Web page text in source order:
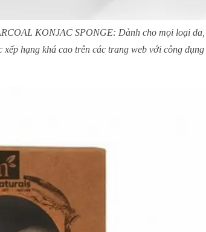
KONJAC SPONGE: Dành cho mọi loại
xếp hạng khá cao trên các trang web với công